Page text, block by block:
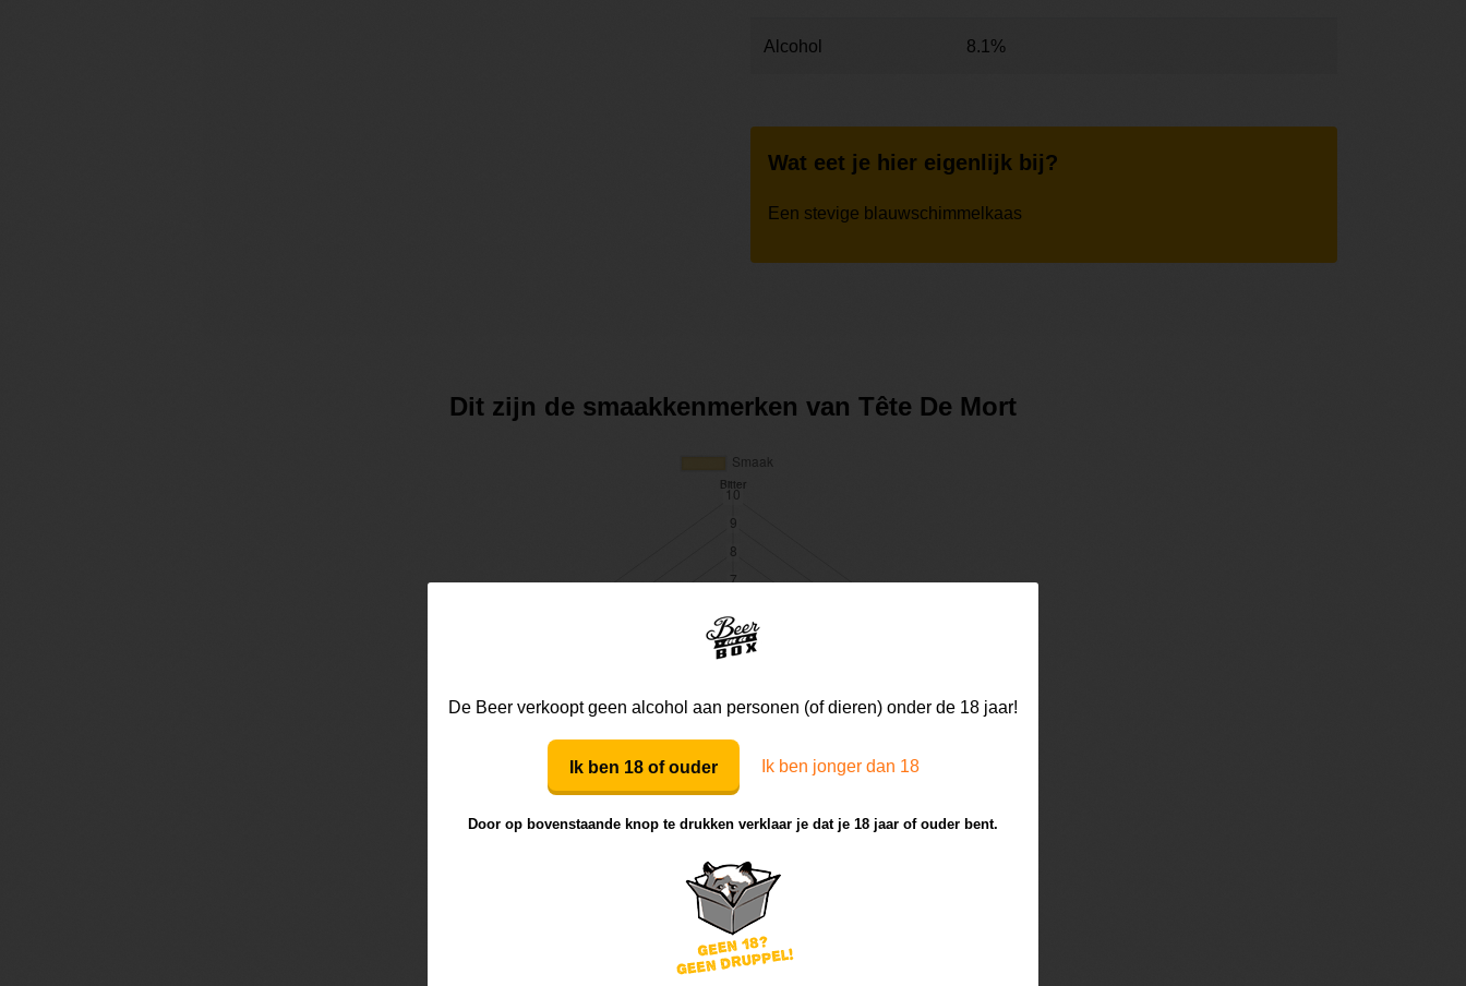
Alcohol 8.1%
Wat eet je hier eigenlijk bij?
Een stevige blauwschimmelkaas
Dit zijn de smaakkenmerken van Tête De Mort
De Beer verkoopt geen alcohol aan personen (of dieren) onder de 18 jaar!
Ik ben 18 of ouder Ik ben jonger dan 18
Door op bovenstaande knop te drukken verklaar je dat je 18 jaar of ouder bent.